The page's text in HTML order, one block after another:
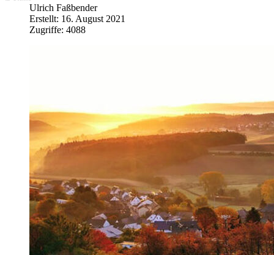
Ulrich Faßbender
Erstellt: 16. August 2021
Zugriffe: 4088